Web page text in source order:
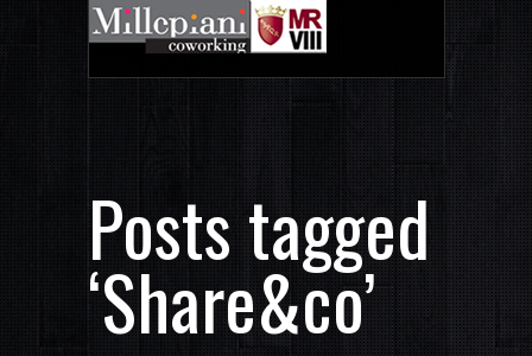
Posts tagged
‘Share&co’